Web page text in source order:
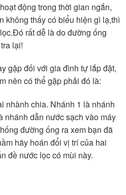
động trong thời gian ngắn,
không thấy có biểu hiện gì lạ,thì
rất dễ là do đường ống
lại!
gặp đối với gia đình tự lắp đặt,
nên có thể gặp phải đó là:
nhành chia. Nhánh 1 là nhánh
nhánh dẫn nước sạch vào máy
đường ống ra xem bạn đã
hãy hoán đổi vị trí của hai
đề nước lọc có mùi này.